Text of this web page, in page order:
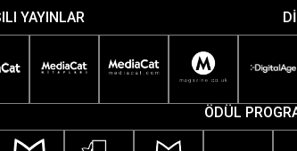
YAYINLAR
ÖDÜL